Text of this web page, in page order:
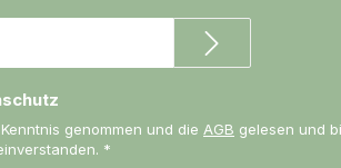
genommen und die AGB gelesen und
*